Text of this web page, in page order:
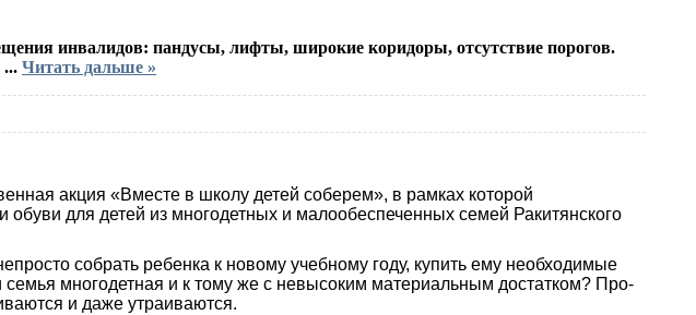
инвалидов: пандусы, лифты, широкие коридоры, отсутствие порогов.
... Читать дальше »
акция «Вместе в школу детей соберем», в рамках которой
для детей из многодетных и малообеспеченных семей Ракитянского
собрать ребенка к новому учебному году, купить ему необходимые
многодетная и к тому же с невысоким материальным достатком? Про­
и даже утраиваются.